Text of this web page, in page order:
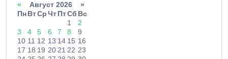
« Август 2026 »
ПнВтСрЧтПтСб Вс
1
2
3
4 5 6 7 8
9
10 11 12 13 14 15 16
17 18 19 2021 22 23